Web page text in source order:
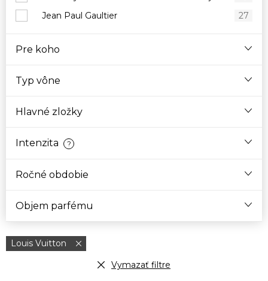
Jean Paul Gaultier
27
Pre koho
Typ vône
Hlavné zložky
Intenzita ?
Ročné obdobie
Objem parfému
Louis Vuitton
Vymazať filtre